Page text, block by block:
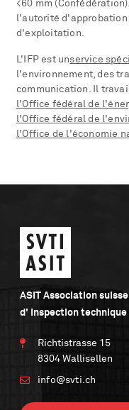
<60 mm
l'autorité
d'exploitation.​
L'IFP est unservice
l'environnement, des
communication. Il
l'Office fédéral de
l'Office fédéral de
l'Office de l'économie
ASIT Association suisse
d' Inspection technique
Richtistrasse 15
8304 Wallisellen
info@svti.ch